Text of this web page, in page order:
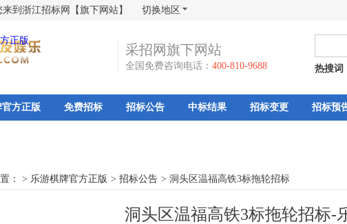
到浙江招标网【旗下网站】 切换地区
正版
采招网旗下网站
全国免费咨询电话： 400-810-9688 热搜词
方正版 免费招标 招标公告 中标结果 招标变更 招标预
： > 乐游棋牌官方正版 > 招标公告 > 洞头区温福高铁3标拖轮招标
洞头区温福高铁3标拖轮招标-